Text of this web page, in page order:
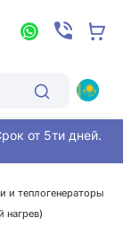
от 5ти дней.
и теплогенераторы
нагрев)